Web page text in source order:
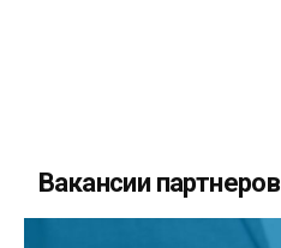
Вакансии партнеров